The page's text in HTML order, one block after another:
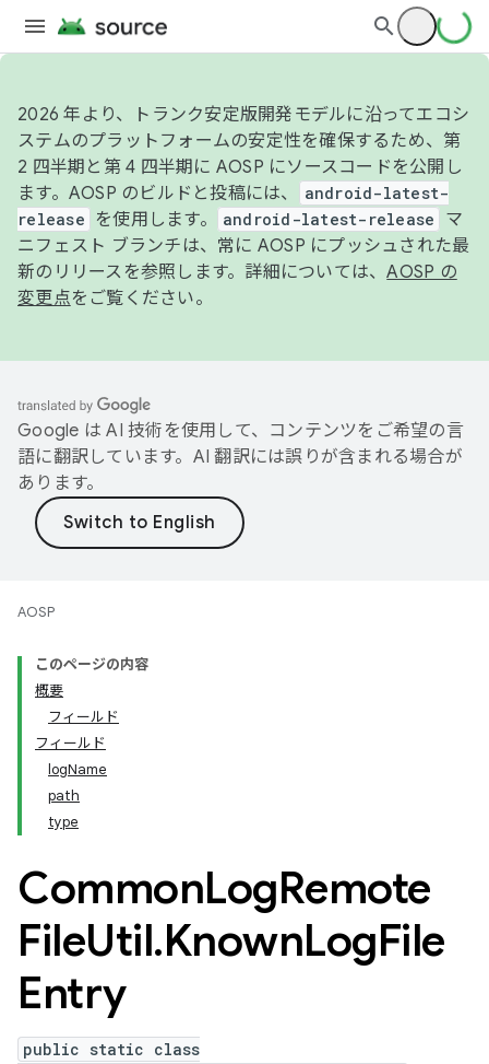
2026 年より、トランク安定版開発モデルに沿ってエコシ
ステムのプラットフォームの安定性を確保するため、第
2 四半期と第 4 四半期に AOSP にソースコードを公開し
ます。AOSP のビルドと投稿には、
android-latest-
release
を使用します。 android-latest-release
マ
ニフェスト ブランチは、常に AOSP にプッシュされた最
新のリリースを参照します。詳細については、AOSP の
変更点をご覧ください。
Google は AI 技術を使用して、コンテンツをご希望の言
語に翻訳しています。AI 翻訳には誤りが含まれる場合が
あります。
AOSP
このページの内容
概要
フィールド
フィールド
logName
path
type
CommonLogRemote
FileUtil.KnownLogFile
Entry
public static class